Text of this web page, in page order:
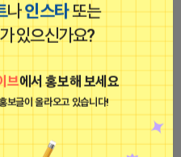
나인스타또는
있으신가요?
브에서 홍보해 보세요
보글이 올라오고 있습니다!
■아이피몬스터■
광고